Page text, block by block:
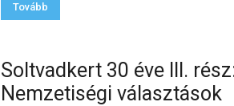
Tovább
Soltvadkert 30 éve III.
Nemzetiségi választások